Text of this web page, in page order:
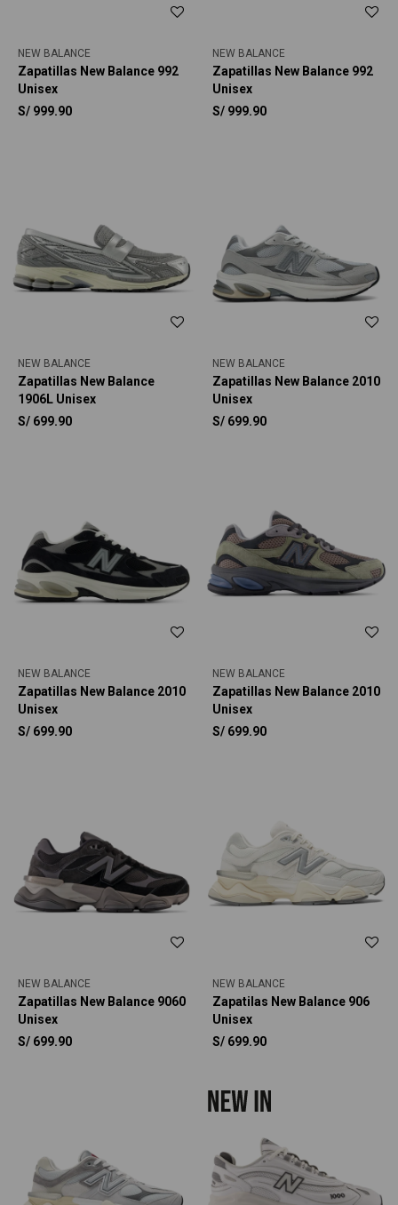
NEW BALANCE
Zapatillas New Balance 992
Unisex
S/ 999.90
NEW BALANCE
Zapatillas New Balance 992
Unisex
S/ 999.90
NEW BALANCE
Zapatillas New Balance
1906L Unisex
S/ 699.90
NEW BALANCE
Zapatillas New Balance 2010
Unisex
S/ 699.90
NEW BALANCE
Zapatillas New Balance 2010
Unisex
S/ 699.90
NEW BALANCE
Zapatillas New Balance 2010
Unisex
S/ 699.90
NEW BALANCE
Zapatillas New Balance 9060
Unisex
S/ 699.90
NEW BALANCE
Zapatilas New Balance 906
Unisex
S/ 699.90